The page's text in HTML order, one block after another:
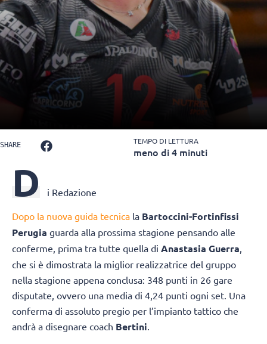
SHARE TEMPO DI LETTURA
meno di 4 minuti
D i Redazione
Dopo la nuova guida tecnica la Bartoccini-Fortinfissi
Perugia guarda alla prossima stagione pensando alle
conferme, prima tra tutte quella di Anastasia Guerra,
che si è dimostrata la miglior realizzatrice del gruppo
nella stagione appena conclusa: 348 punti in 26 gare
disputate, ovvero una media di 4,24 punti ogni set. Una
conferma di assoluto pregio per l’impianto tattico che
andrà a disegnare coach Bertini.